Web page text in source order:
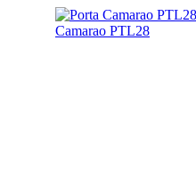
Camarao PTL28